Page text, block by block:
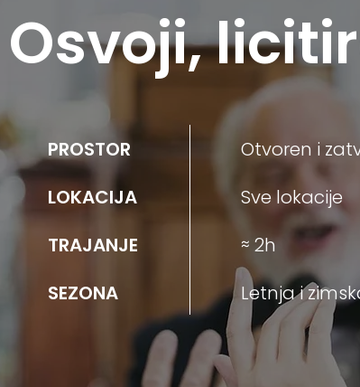
Osvoji,
PROSTOR
LOKACIJA
TRAJANJE
SEZONA
Otvoren i
Sve lokacije
≈ 2h
Letnja i